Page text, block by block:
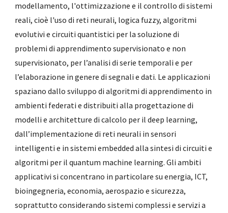
modellamento, l'ottimizzazione e il controllo di sistemi
reali, cioè l'uso di reti neurali, logica fuzzy, algoritmi
evolutivi e circuiti quantistici per la soluzione di
problemi di apprendimento supervisionato e non
supervisionato, per l’analisi di serie temporali e per
l’elaborazione in genere di segnali e dati. Le applicazioni
spaziano dallo sviluppo di algoritmi di apprendimento in
ambienti federati e distribuiti alla progettazione di
modelli e architetture di calcolo per il deep learning,
dall’implementazione di reti neurali in sensori
intelligenti e in sistemi embedded alla sintesi di circuiti e
algoritmi per il quantum machine learning. Gli ambiti
applicativi si concentrano in particolare su energia, ICT,
bioingegneria, economia, aerospazio e sicurezza,
soprattutto considerando sistemi complessi e servizi a